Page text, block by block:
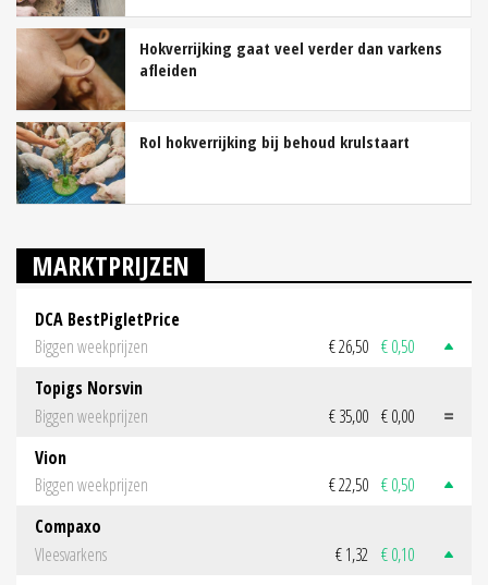
Hokverrijking gaat veel verder dan varkens
afleiden
Rol hokverrijking bij behoud krulstaart
MARKTPRIJZEN
DCA BestPigletPrice
Biggen weekprijzen
€ 26,50 € 0,50
Topigs Norsvin
Biggen weekprijzen
€ 35,00 € 0,00
Vion
Biggen weekprijzen
€ 22,50 € 0,50
Compaxo
Vleesvarkens
€ 1,32 € 0,10